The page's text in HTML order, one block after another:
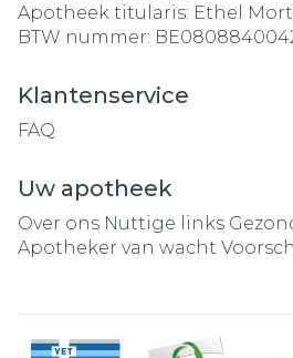
Apotheek titularis: Ethel
BTW nummer:
Klantenservice
FAQ
Uw apotheek
Over ons Nuttige links
Apotheker van wacht